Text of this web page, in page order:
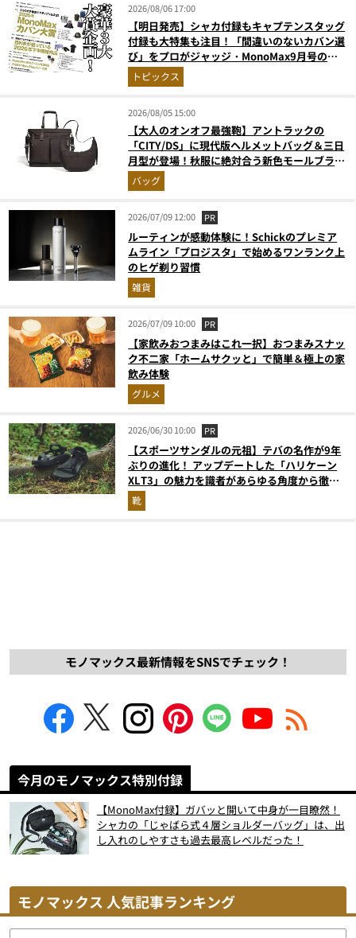
2026/08/06 17:00
【明日発売】シャカ付録もキャプテンスタッグ
付録も大特集も注目！「間違いのないカバン選
び」をプロがジャッジ・MonoMax9月号の目
次を公開
トピックス
2026/08/05 15:00
【大人のオンオフ最強鞄】アントラックの
「CITY/DS」に現代版ヘルメットバッグ＆三日
月型が登場！秋服に絶対合う新色モールブラウ
ンが傑作
バッグ
2026/07/09 12:00 PR
ルーティンが感動体験に！Schickのプレミア
ムライン「プロジスタ」で始めるワンランク上
のヒゲ剃り習慣
雑貨
2026/07/09 10:00 PR
【家飲みおつまみはこれ一択】おつまみスナッ
ク不二家「ホームサクッと」で簡単＆極上の家
飲み体験
グルメ
2026/06/30 10:00 PR
【スポーツサンダルの元祖】テバの名作が9年
ぶりの進化！ アップデートした「ハリケーン
XLT3」の魅力を識者があらゆる角度から徹底
解説！
靴
モノマックス最新情報をSNSでチェック！
今月のモノマックス特別付録
【MonoMax付録】ガバッと開いて中身が一目瞭然！
シャカの「じゃばら式４層ショルダーバッグ」は、出
し入れのしやすさも過去最高レベルだった！
モノマックス 人気記事ランキング